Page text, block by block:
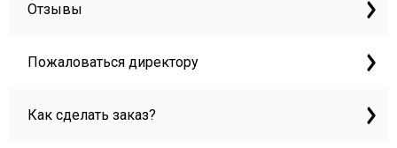
Отзывы
Пожаловаться директору
Как сделать заказ?